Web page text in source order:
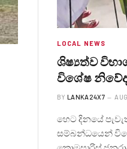
LOCAL NEWS
ශිෂ්‍යත්ව
විශේෂ
BY LANKA24X7
හෙට දිනයේ
සම්බන්ධයෙන්